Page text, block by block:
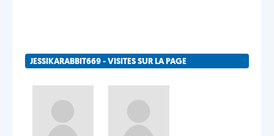
JESSIKARABBIT669 - VISITES SUR LA PAGE